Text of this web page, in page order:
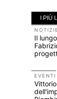
I PIÙ
NOTIZIE
Il
EVENTI